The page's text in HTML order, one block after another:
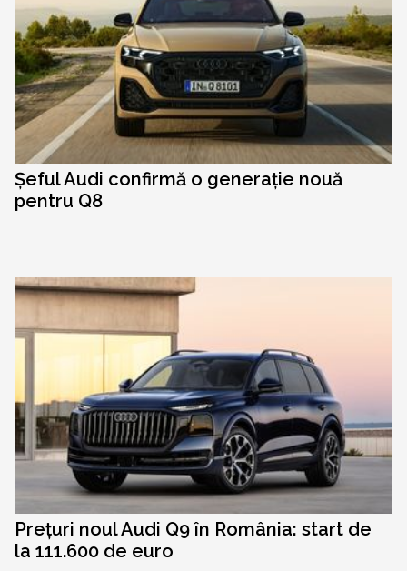
Șeful Audi confirmă o generație nouă
pentru Q8
Prețuri noul Audi Q9 în România: start de
la 111.600 de euro